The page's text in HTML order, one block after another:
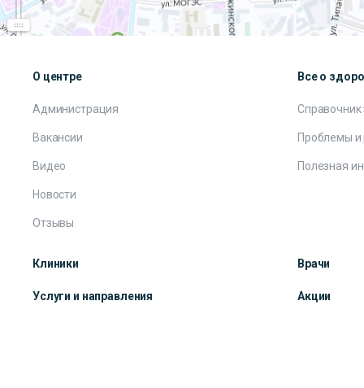
О центре
Администрация
Вакансии
Видео
Новости
Отзывы
Все о
Справочник
Проблемы
Полезная
Клиники Врачи
Услуги и направления Акции